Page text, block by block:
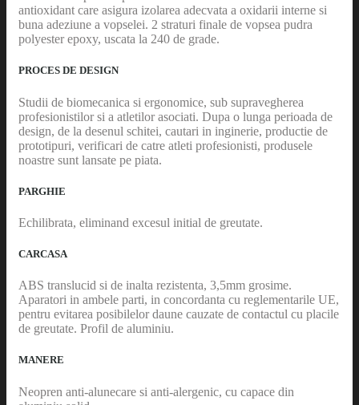
antioxidant care asigura izolarea adecvata a oxidarii interne si
buna adeziune a vopselei. 2 straturi finale de vopsea pudra
polyester epoxy, uscata la 240 de grade.
PROCES DE DESIGN
Studii de biomecanica si ergonomice, sub supravegherea
profesionistilor si a atletilor asociati. Dupa o lunga perioada de
design, de la desenul schitei, cautari in inginerie, productie de
prototipuri, verificari de catre atleti profesionisti, produsele
noastre sunt lansate pe piata.
PARGHIE
Echilibrata, eliminand excesul initial de greutate.
CARCASA
ABS translucid si de inalta rezistenta, 3,5mm grosime.
Aparatori in ambele parti, in concordanta cu reglementarile UE,
pentru evitarea posibilelor daune cauzate de contactul cu placile
de greutate. Profil de aluminiu.
MANERE
Neopren anti-alunecare si anti-alergenic, cu capace din